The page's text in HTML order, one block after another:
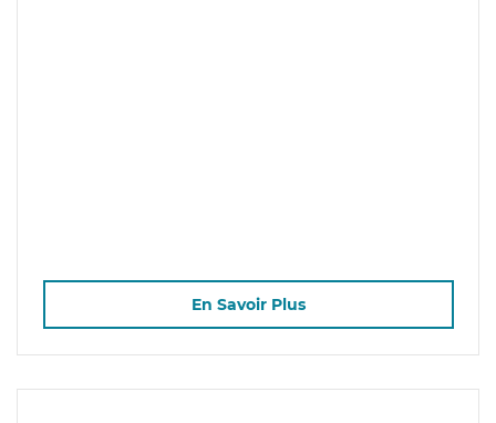
En Savoir Plus